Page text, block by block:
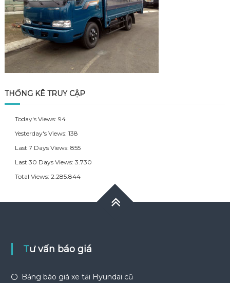
THỐNG KÊ TRUY CẬP
Today's Views: 94
Yesterday's Views: 138
Last 7 Days Views: 855
Last 30 Days Views: 3.730
Total Views: 2.285.844
Tư vấn báo giá
Bảng báo giá xe tải Hyundai cũ